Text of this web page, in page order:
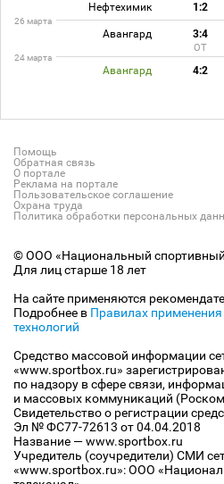
Нефтехимик 1:2
26 марта
Авангард 3:4
ОТ
24 марта
Авангард 4:2
Помощь
Обратная связь
О портале
Реклама на портале
Пользовательское соглашение
Охрана труда
Политика обработки персональных
© ООО «Национальный
Для лиц старше 18 лет
На сайте применяются
Подробнее в Правилах
технологий
Средство массовой информации
«www.sportbox.ru»
по надзору в сфере связи,
и массовых коммуникаций
Свидетельство о регистрации
Эл № ФС77-72613 от 04.04.2018
Название — www.sportbox.ru
Учредитель (соучредители) СМИ
«www.sportbox.ru»: ООО